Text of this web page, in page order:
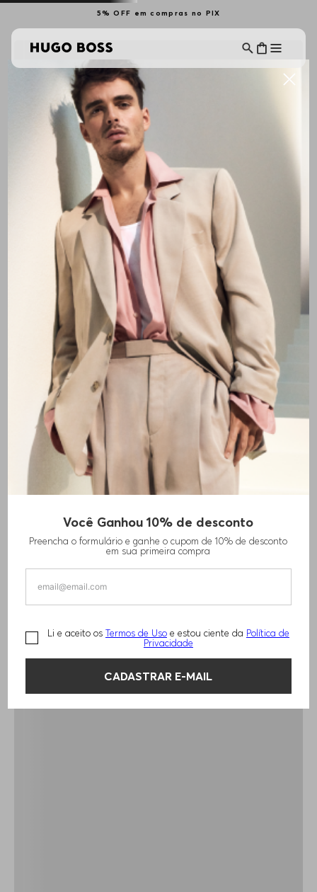
5% OFF em compras no PIX
Você Ganhou 10% de desconto
Preencha o formulário e ganhe o cupom de 10% de desconto
em sua primeira compra
Li e aceito os Termos de Uso e estou ciente da Política de
Privacidade
CADASTRAR E-MAIL